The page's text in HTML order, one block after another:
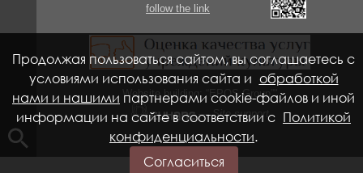
follow the link
Website building: “EPOS Group”"
—Site support
Продолжая пользоваться сайтом, вы соглашаетесь с
условиями использования сайта и обработкой
нами и нашими партнерами cookie-файлов и иной
информации на сайте в соответствии с Политикой
конфиденциальности.
Согласиться